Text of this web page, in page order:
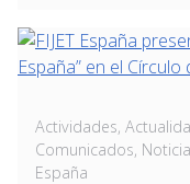
Actividades,
Comunicados,
España